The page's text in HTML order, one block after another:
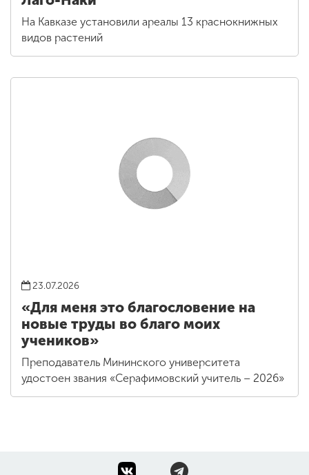
На Кавказе установили ареалы 13 краснокнижных
видов растений
23.07.2026
«Для меня это благословение на
новые труды во благо моих
учеников»
Преподаватель Мининского университета
удостоен звания «Серафимовский учитель – 2026»